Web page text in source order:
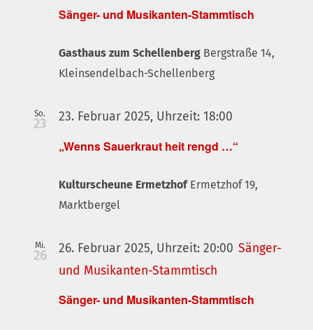
Sänger- und Musikanten-Stammtisch
Gasthaus zum Schellenberg Bergstraße 14,
Kleinsendelbach-Schellenberg
So.
23
„Wenns Sauerkraut heit rengd …“
23. Februar 2025, Uhrzeit: 18:00
Kulturscheune Ermetzhof Ermetzhof 19,
Marktbergel
Mi.
26
Sänger- und Musikanten-Stammtisch
26. Februar 2025, Uhrzeit: 20:00 Sänger-
und Musikanten-Stammtisch